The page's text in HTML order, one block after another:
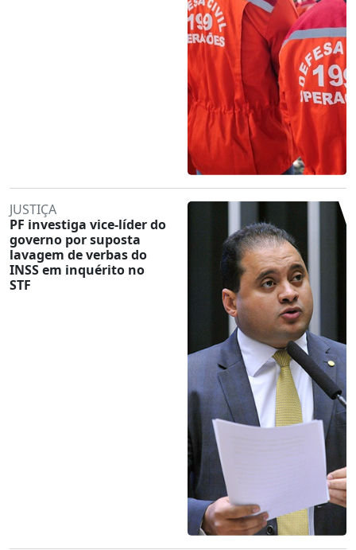
JUSTIÇA
PF investiga vice-líder do
governo por suposta
lavagem de verbas do
INSS em inquérito no
STF